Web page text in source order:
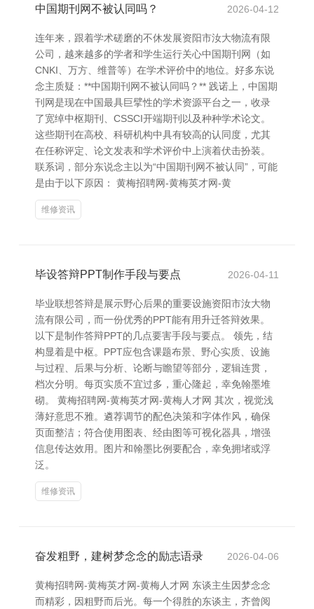
中国期刊网不被认同吗？ 2026-04-12
连年来，跟着学术磋磨的不休发展资阳市汝大物流有限
公司，越来越多的学者和学生运行关心中国期刊网（如
CNKI、万方、维普等）在学术评价中的地位。好多东说
念主质疑：**中国期刊网不被认同吗？** 践诺上，中国期
刊网是现在中国最具巨擘性的学术资源平台之一，收录
了宽绰中枢期刊、CSSCI开端期刊以及种种学术论文。
这些期刊在高校、科研机构中具有较高的认同度，尤其
在任称评定、论文发表和学术评价中上演着伏击扮装。
联系词，部分东说念主以为“中国期刊网不被认同”，可能
是由于以下原因： 黄梅招聘网-黄梅英才网-黄
维修资讯
毕设答辩PPT制作手段与要点 2026-04-11
毕业联想答辩是展示野心后果的重要设施资阳市汝大物
流有限公司，而一份优秀的PPT能有用升迁答辩效果。
以下是制作答辩PPT的几点要害手段与要点。 领先，结
构显着是中枢。PPT应包含课题布景、野心实质、设施
与过程、后果与分析、论断与瞻望等部分，逻辑连贯，
档次分明。每页实质不宜过多，重心隆起，幸免翰墨堆
砌。 黄梅招聘网-黄梅英才网-黄梅人才网 其次，视觉浅
薄好意思不雅。遴荐调节的配色决策和字体作风，确保
页面整洁；符合使用图表、经由图等可视化器具，增强
信息传达效用。图片和翰墨比例要配合，幸免拥堵或浮
泛。
维修资讯
奋发粗野，建树梦念念的励志语录 2026-04-06
黄梅招聘网-黄梅英才网-黄梅人才网 东谈主生因梦念念
而精彩，因粗野而后光。每一个得胜的东谈主，齐曾阅